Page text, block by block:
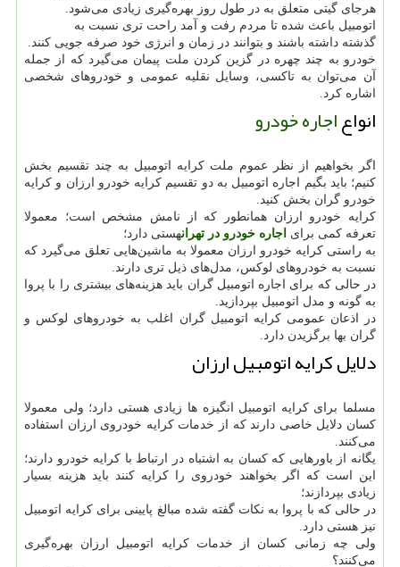
هرجای گیتی متعلق به در طول روز بهره‌گیری زیادی می‌شود.
اتومبیل باعث شده تا مردم رفت و آمد راحت تری نسبت به
گذشته داشته باشند و بتوانند در زمان و انرژی خود صرفه جویی کنند.
خودرو به چند چهره در گزین کردن ملت پیمان می‌گیرد که از جمله
آن می‌توان به تاکسی، وسایل نقلیه عمومی و خودروهای شخصی
اشاره کرد.
انواعاجاره خودرو
اگر بخواهیم از نظر عموم ملت کرایه اتومبیل به چند تقسیم بخش
کنیم؛ باید بگیم اجاره اتومبیل به دو تقسیم کرایه خودرو ارزان و کرایه
خودرو گران بخش کنید.
کرایه خودرو ارزان همانطور که از نامش مشخص است؛ معمولا
تعرفه کمی برای اجاره خودرو در تهرانهستی دارد؛
به راستی کرایه خودرو ارزان معمولا به ماشین‌هایی تعلق می‌گیرد که
نسبت به خودروهای لوکس، مدل‌های ذیل تری دارند.
در حالی که برای اجاره اتومبیل گران باید هزینه‌های بیشتری را با پروا
به گونه و مدل اتومبیل بپردازید.
در اذعان عمومی کرایه اتومبیل گران اغلب به خودروهای لوکس و
گران بها برگزیدن دارد.
دلایل کرایه اتومبیل ارزان
مسلما برای کرایه اتومبیل انگیزه ها زیادی هستی دارد؛ ولی معمولا
کسان دلایل خاصی دارند که از خدمات کرایه خودروی ارزان استفاده
می‌کنند.
یگانه از باورهایی که کسان به اشتباه در ارتباط با کرایه خودرو دارند؛
این است که اگر بخواهند خودروی را کرایه کنند باید هزینه بسیار
زیادی بپردازند؛
در حالی که با پروا به نکات گفته شده مبالغ پایینی برای کرایه اتومبیل
نیز هستی دارد.
ولی چه زمانی کسان از خدمات کرایه اتومبیل ارزان بهره‌گیری
می‌کنند؟